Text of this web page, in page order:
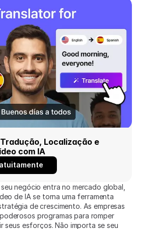
Localização e
com IA
negócio entra no mercado global,
de IA se torna uma ferramenta
de crescimento. As empresas
programas para romper
seus esforços. Não importa se seu